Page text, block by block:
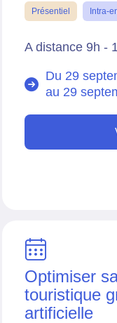
Présentiel Intra-
A distance 9h -
Du 29
au 29
Optimiser
touristique
artificielle